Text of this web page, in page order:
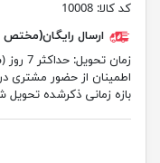
کد کالا: 10008
ارسال رایگان(مختص
زمان تحویل:
اطمینان از حضور مشتری
بازه زمانی ذکرشده